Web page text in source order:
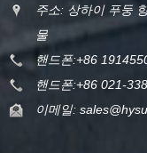
주소: 상하이 푸둥
물
핸드폰:+86
핸드폰:+86 021-
이메일: